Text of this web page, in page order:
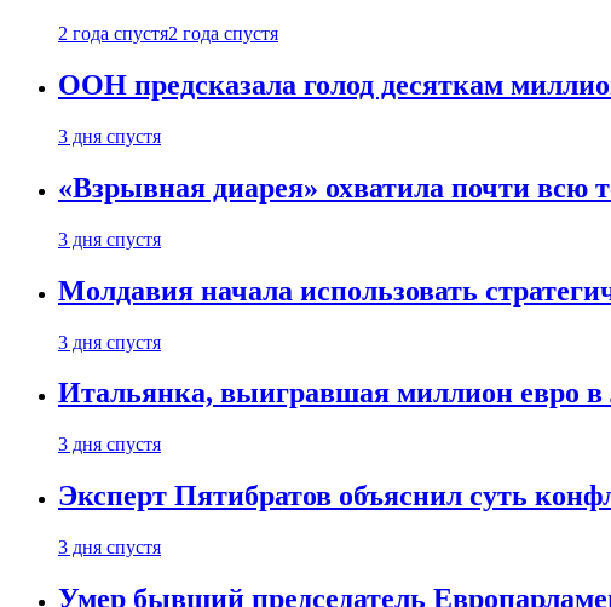
2 года спустя2 года спустя
ООН предсказала голод десяткам
3 дня спустя
«Взрывная диарея» охватила почти
3 дня спустя
Молдавия начала использовать
3 дня спустя
Итальянка, выигравшая миллион евро
3 дня спустя
Эксперт Пятибратов объяснил суть
3 дня спустя
Умер бывший председатель